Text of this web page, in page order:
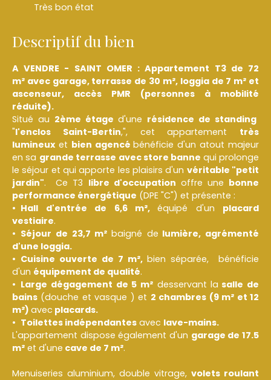
Très bon état
Descriptif du bien
A VENDRE - SAINT OMER : Appartement T3 de 72
m² avec garage, terrasse de 30 m², loggia de 7 m² et
ascenseur, accès PMR (personnes à mobilité
réduite).
Situé au 2ème étage d'une résidence de standing
"l'enclos Saint-Bertin,", cet appartement très
lumineuxet bien agencébénéficie d'un atout majeur
en sa grande terrasse avec store banne qui prolonge
le séjour et qui apporte les plaisirs d'un véritable "petit
jardin". Ce T3 libre d'occupation offre une bonne
performance énergétique (DPE "C") et présente :
Hall d'entrée de 6,6 m²,équipé d'un placard
vestiaire.
Séjour de 23,7 m²baigné de lumière, agrémenté
d'une loggia.
Cuisine ouverte de 7 m²,bien séparée, bénéficie
d'un équipement de qualité.
Large dégagement de 5 m² desservant la salle de
bains (douche et vasque ) et 2 chambres (9 m² et 12
m²) avec placards.
Toilettes indépendantes avec lave-mains.
L'appartement dispose également d'un garage de 17.5
m² et d'une cave de 7 m².
Menuiseries aluminium, double vitrage, volets roulant